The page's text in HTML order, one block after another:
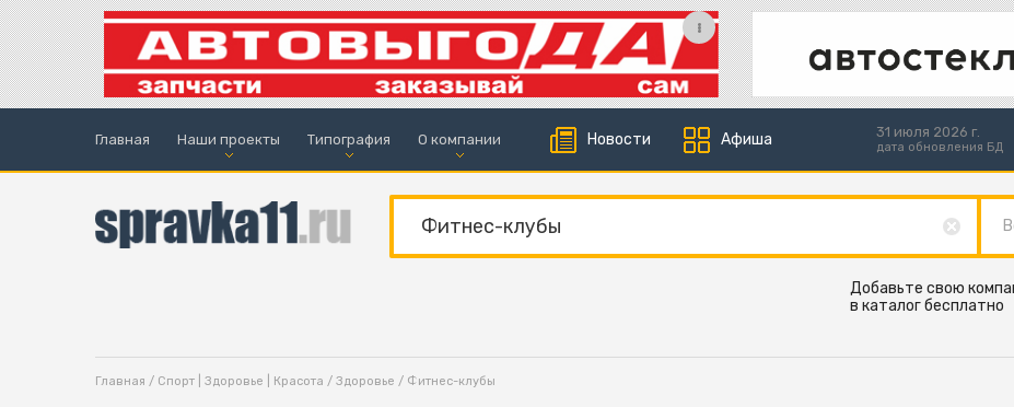
Главная Наши проекты Типография О компании Новости Афиша 31 июля 2026 г.
дата обновления БД
Добавьте свою
в каталог бесплатно
Главная / Спорт | Здоровье | Красота / Здоровье / Фитнес-клубы